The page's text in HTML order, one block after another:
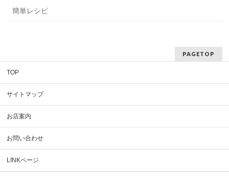
簡単レシピ
PAGETOP
TOP
サイトマップ
お店案内
お問い合わせ
LINKページ